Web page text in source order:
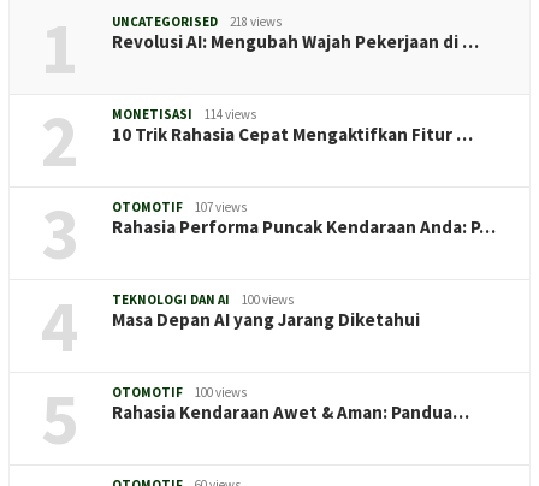
1 UNCATEGORISED 218 views
Revolusi AI: Mengubah Wajah Pekerjaan di …
2 MONETISASI 114 views
10 Trik Rahasia Cepat Mengaktifkan Fitur …
3 OTOMOTIF 107 views
Rahasia Performa Puncak Kendaraan Anda: P…
4 TEKNOLOGI DAN AI 100 views
Masa Depan AI yang Jarang Diketahui
5 OTOMOTIF 100 views
Rahasia Kendaraan Awet & Aman: Pandua…